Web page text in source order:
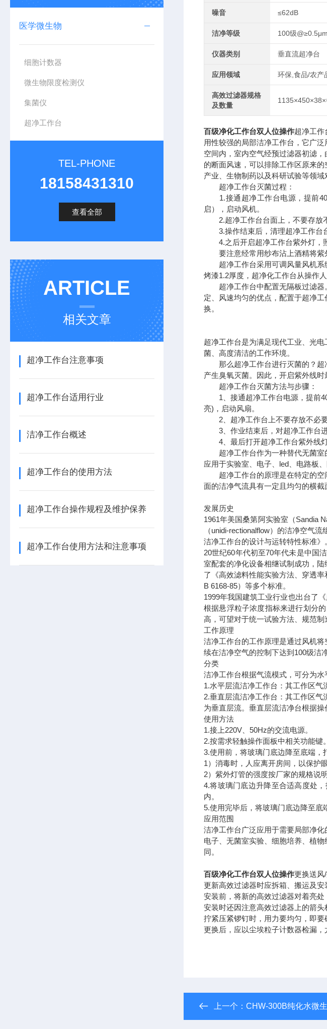
医学微生物
细胞计数器
微生物限度检测仪
集菌仪
超净工作台
TEL-PHONE
18158431310
查看全部
ARTICLE
相关文章
超净工作台注意事项
超净工作台适用行业
洁净工作台概述
超净工作台的使用方法
超净工作台操作规程及维护保养
超净工作台使用方法和注意事项
噪音 ≤62dB
洁净等级 100级
仪器类别 垂直流超净台
应用领域 环保,食品/农产
高效过滤器规格
及数量
百级净化工作台双人位操作超净工作
用性较强的局部洁净工作台，它广
空间内，室内空气经预过滤器初滤
的断面风速，可以排除工作区原来
产业、生物制药以及科研试验等领
超净工作台灭菌过程：
1.接通超净工作台电源，提前40
启），启动风机。
2.超净工作台台面上，不要存放不
3.操作结束后，清理超净工作台台
4.之后开启超净工作台紫外灯，照
要注意经常用纱布沾上酒精将紫
超净工作台采用可调风量风机系
烤漆1.2厚度，超净化工作台从操作
超净工作台中配置无隔板过滤器
定、风速均匀的优点，配置于超净
换。
超净工作台是为满足现代工业、光
菌、高度清洁的工作环境。
那么超净工作台进行灭菌的？超
产生臭氧灭菌。因此，开启紫外线
超净工作台灭菌方法与步骤：
1、接通超净工作台电源，提前40
亮)，启动风扇。
2、超净工作台上不要存放不必要
3、作业结束后，对超净工作台进
4、最后打开超净工作台紫外线灯
超净工作台作为一种替代无菌室
应用于实验室、电子、led、电路板
超净工作台的原理是在特定的空
面的洁净气流具有一定且均匀的横
发展历史
1961年美国桑第阿实验室（Sandia
（unidi-rectionalflow）的洁净空气
洁净工作台的设计与运转特性标准》
20世纪60年代初至70年代未是中国
室配套的净化设备相继试制成功，
了《高效滤料性能实验方法、穿透
B 6168-85）等多个标准。
1999年我国建筑工业行业也出台了
根据悬浮粒子浓度指标来进行划分
高，可望对于统一试验方法、规范制
工作原理
洁净工作台的工作原理是通过风机
续在洁净空气的控制下达到100级洁
分类
洁净工作台根据气流模式，可分为水
1.水平层流洁净工作台：其工作区气
2.垂直层流洁净工作台：其工作区气
为垂直层流。垂直层流洁净台根据
使用方法
1.接上220V、50Hz的交流电源。
2.按需求轻触操作面板中相关功能键。
3.使用前，将玻璃门底边降至底端，
1）消毒时，人应离开房间，以保护
2）紫外灯管的强度按厂家的规格说
4.将玻璃门底边升降至合适高度处
内。
5.使用完毕后，将玻璃门底边降至底
应用范围
洁净工作台广泛应用于需要局部净
电子、无菌室实验、细胞培养、植
同。
百级净化工作台双人位操作更换送风
更新高效过滤器时应拆箱、搬运及安
安装前，将新的高效过滤器对着亮
安装时还因注意高效过滤器上的箭头
拧紧压紧锣钉时，用力要均匀，即
更换后，应以尘埃粒子计数器检漏
上一个： CHW-300B纯化水微生